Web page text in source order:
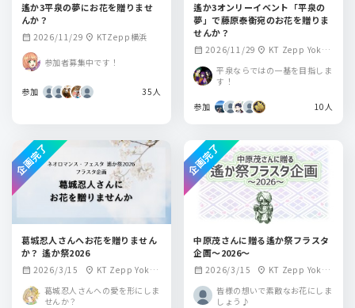
遙か3平泉の夢にお花を贈りませ
んか？
calendar_month 2026/11/29 location_on KTZepp横浜
参加者募集中です！
参加 35人
遙か3オンリーイベント「平泉の
夢」で藤原泰衡宛のお花を贈りま
せんか？
calendar_month 2026/11/29 location_on KT Zepp Yokoh
平泉ならではの一基を目指しま
す！
参加 10人
葛城忍人さんへお花を贈りません
か？ 遙か祭2026
calendar_month 2026/3/15 location_on KT Zepp Yokoh
葛城忍人さんへの愛を形にしま
せんか？
企画完了
中原茂さんに贈る遙か祭フラスタ
企画～2026～
calendar_month 2026/3/15 location_on KT Zepp Yokoh
皆様の想いで素敵なお花にしま
しょう♪
企画完了